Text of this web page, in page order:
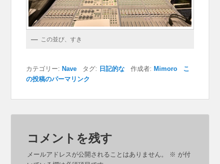
この並び、すき
カテゴリー: Nave タグ: 日記的な 作成者: Mimoro
こ
の投稿のパーマリンク
コメントを残す
メールアドレスが公開されることはありません。 ※ が付